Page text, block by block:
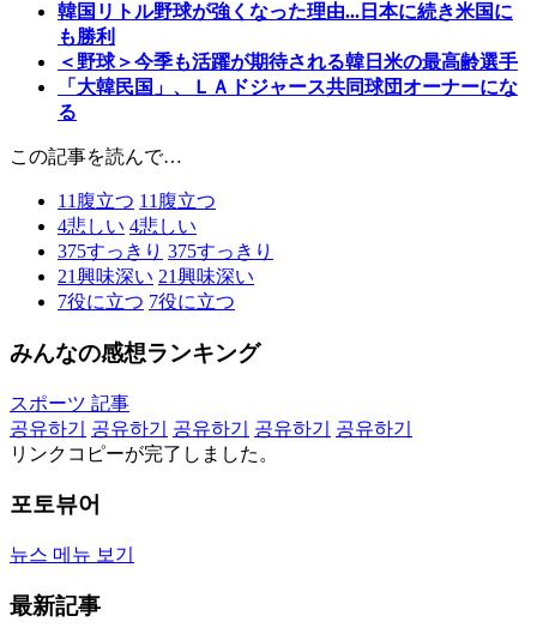
韓国リトル野球が強くなった理由...日本に続き米国に
も勝利
＜野球＞今季も活躍が期待される韓日米の最高齢選手
「大韓民国」、ＬＡドジャース共同球団オーナーにな
る
この記事を読んで…
11 腹立つ 11 腹立つ
4悲しい 4悲しい
375すっきり 375すっきり
21興味深い 21興味深い
7役に立つ 7役に立つ
みんなの感想ランキング
スポーツ 記事
공유하기
공유하기 공유하기 공유하기
공유하기
リンクコピーが完了しました。
포토뷰어
뉴스 메뉴 보기
最新記事